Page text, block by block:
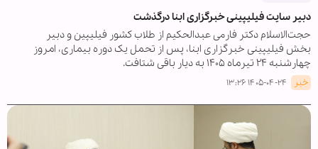
دبیر سایت فیلیپینی خبرگزاری ابنا درگذشت
حجت‌الاسلام دکتر فارمی عبدالحکیم از طلاب کشور فیلیپین و دبیر
بخش فیلیپینی خبرگزاری ابنا، پس از تحمل یک دوره بیماری، امروز
چهارشنبه ۲۴ تیرماه ۱۴۰۵ به دیار باقی شتافت.
خبر ۱۴۰۵-۰۴-۲۴ ۱۳:۲۶